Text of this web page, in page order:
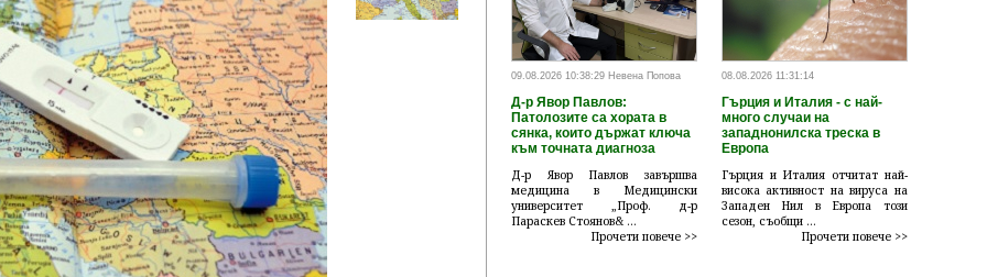
09.08.2026 10:38:29 Невена Попова
Д-р Явор Павлов:
Патолозите са хората в
сянка, които държат ключа
към точната диагноза
Д-р Явор Павлов завършва
медицина в Медицински
университет „Проф. д-р
Параскев Стоянов& ...
Прочети повече >>
08.08.2026 11:31:14
Гърция и Италия - с най-
много случаи на
западнонилска треска в
Европа
Гърция и Италия отчитат най-
висока активност на вируса на
Западен Нил в Европа този
сезон, съобщи ...
Прочети повече >>